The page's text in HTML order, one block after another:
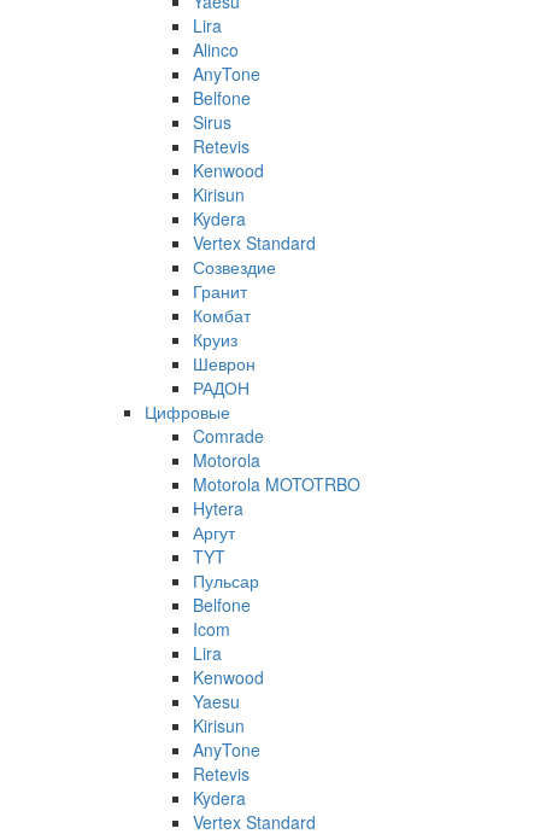
Lira
Alinco
AnyTone
Belfone
Sirus
Retevis
Kenwood
Kirisun
Kydera
Vertex Standard
Созвездие
Гранит
Комбат
Круиз
Шеврон
РАДОН
Цифровые
Comrade
Motorola
Motorola MOTOTRBO
Hytera
Аргут
TYT
Пульсар
Belfone
Icom
Lira
Kenwood
Yaesu
Kirisun
AnyTone
Retevis
Kydera
Vertex Standard